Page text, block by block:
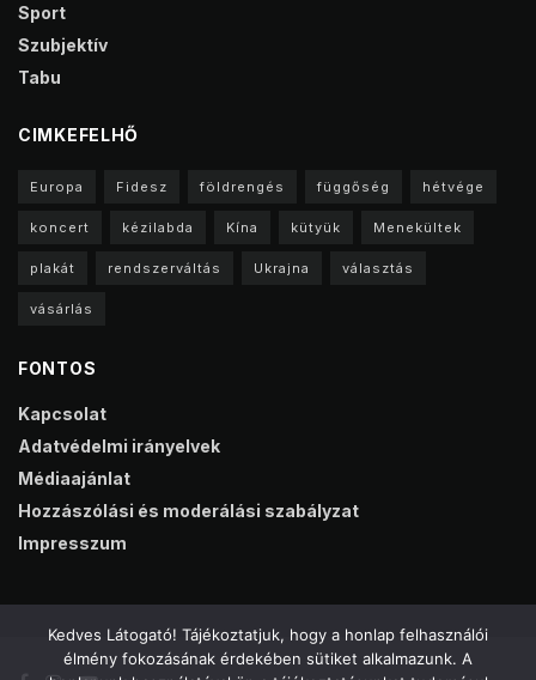
Sport
Szubjektív
Tabu
CIMKEFELHŐ
Europa Fidesz földrengés függőség hétvége
koncert kézilabda Kína kütyük Menekültek
plakát rendszerváltás Ukrajna választás
vásárlás
FONTOS
Kapcsolat
Adatvédelmi irányelvek
Médiaajánlat
Hozzászólási és moderálási szabályzat
Impresszum
Kedves Látogató! Tájékoztatjuk, hogy a honlap felhasználói
élmény fokozásának érdekében sütiket alkalmazunk. A